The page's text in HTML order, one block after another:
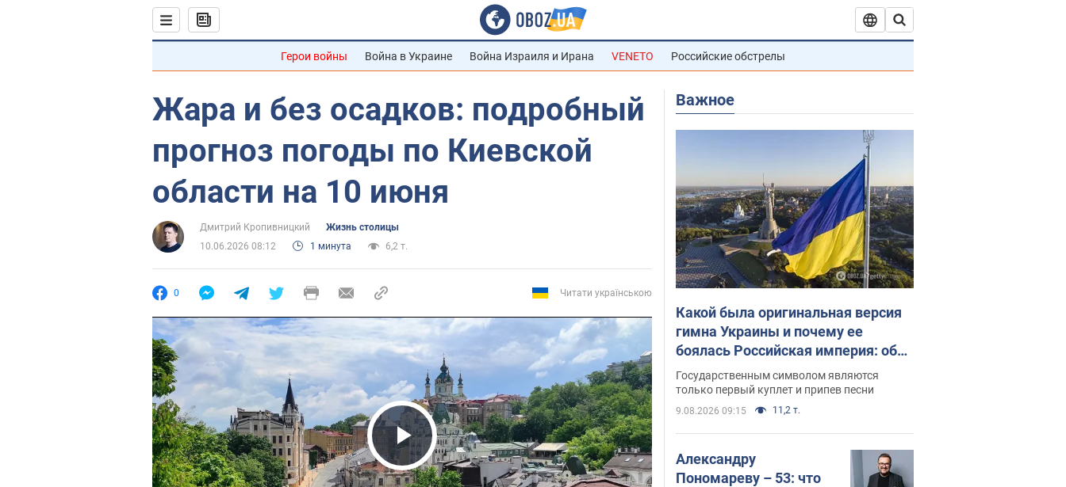
Герои войны Война в Украине Война Израиля и Ирана VENETO Российские обстрелы
Жара и без осадков: подробный
прогноз погоды по Киевской
области на 10 июня
Дмитрий Кропивницкий
Жизнь столицы
10.06.2026 08:12
1 минута 6,2 т.
0 Читати українською
Play Video
Важное
Какой была оригинальная версия
гимна Украины и почему ее
боялась Российская империя: об
этом не рассказывают в школе
Государственным символом являются
только первый куплет и припев песни
9.08.2026 09:15 11,2 т.
Александру
Пономареву – 53: что